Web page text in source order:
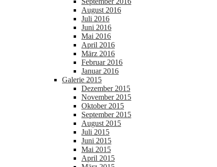
August 2016
Juli 2016
Juni 2016
Mai 2016
April 2016
März 2016
Februar 2016
Januar 2016
Galerie 2015
Dezember 2015
November 2015
Oktober 2015
September 2015
August 2015
Juli 2015
Juni 2015
Mai 2015
April 2015